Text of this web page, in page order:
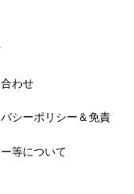
わせ
シーポリシー＆免責
等について